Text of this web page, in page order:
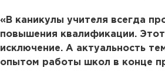
«В каникулы учителя всегда
повышения квалификации.
исключение. А актуальность
опытом работы школ в конце